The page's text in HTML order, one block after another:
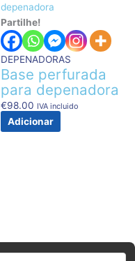
Partilhe!
DEPENADORAS
Base perfurada
para depenadora
€98.00 IVA incluido
Adicionar